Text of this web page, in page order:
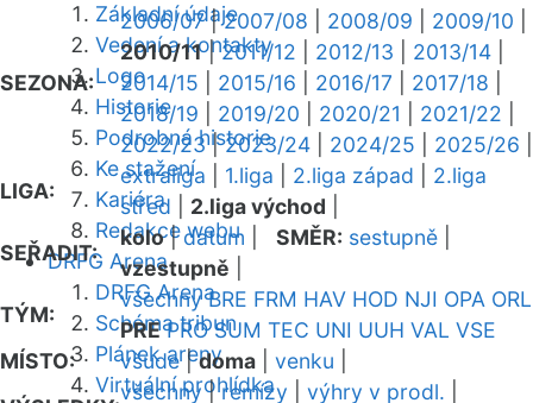
Základní údaje
Vedení a kontakty
Logo
Historie
Podrobná historie
Ke stažení
Kariéra
Redakce webu
DRFG Arena
DRFG Arena
Schéma tribun
Plánek areny
Virtuální prohlídka
SEZONA:
2006/07|2007/08 2008/09 2009/10
2010/11|2011/12 2012/13 2013/14
2014/15
2015/16 2016/17 2017/18
2018/19
2019/20 2020/21 2021/22
2022/23|2023/24 2024/25 2025/26
LIGA:
extraliga 1.liga 2.liga západ
2.liga
střed
2.liga východ
SEŘADIT:
kolo|datum SMĚR: sestupně
vzestupně
TÝM:
všechny BRE FRM HAV HOD NJI OPA ORL
PRE PRO SUM TEC UNI UUH VAL VSE
MÍSTO:
všude|doma venku
všechny|remízy výhry v prodl.